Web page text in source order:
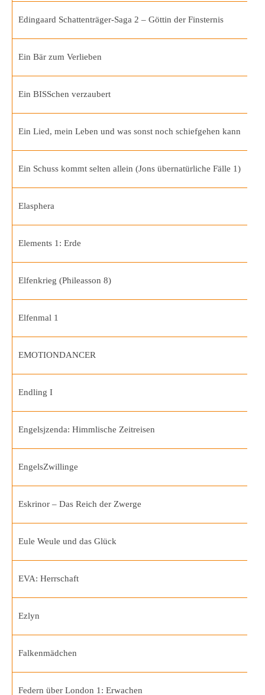
Edingaard Schattenträger-Saga 2 – Göttin der Finsternis
Ein Bär zum Verlieben
Ein BISSchen verzaubert
Ein Lied, mein Leben und was sonst noch schiefgehen kann
Ein Schuss kommt selten allein (Jons übernatürliche Fälle 1)
Elasphera
Elements 1: Erde
Elfenkrieg (Phileasson 8)
Elfenmal 1
EMOTIONDANCER
Endling I
Engelsjzenda: Himmlische Zeitreisen
EngelsZwillinge
Eskrinor – Das Reich der Zwerge
Eule Weule und das Glück
EVA: Herrschaft
Ezlyn
Falkenmädchen
Federn über London 1: Erwachen